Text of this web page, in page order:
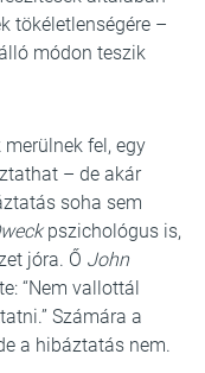
tökéletlenségére –
módon teszik
fel, egy
– de akár
soha sem
pszichológus is,
jóra. Ő John
“Nem vallottál
Számára a
a hibáztatás nem.